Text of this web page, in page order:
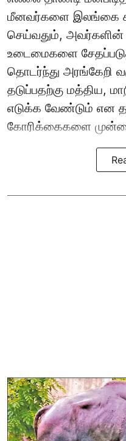
மீனவர்களை இலங்கை
செய்வதும், அவர்களின்
உடைமைகளை
தொடர்ந்து அரங்கேறி
தடுப்பதற்கு மத்திய,
எடுக்க வேண்டும் என
கோரிக்கைகளை